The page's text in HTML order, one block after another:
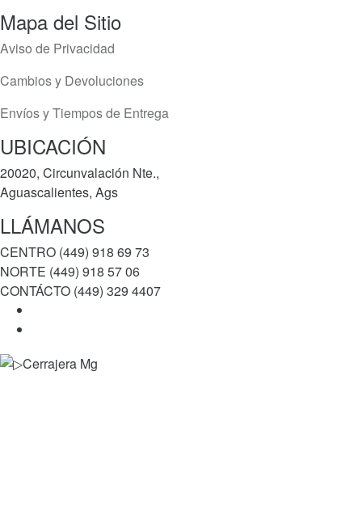
Mapa del Sitio
Aviso de Privacidad
Cambios y Devoluciones
Envíos y Tiempos de Entrega
UBICACIÓN
20020, Circunvalación Nte.,
Aguascalientes, Ags
LLÁMANOS
CENTRO (449) 918 69 73
NORTE (449) 918 57 06
CONTÁCTO (449) 329 4407